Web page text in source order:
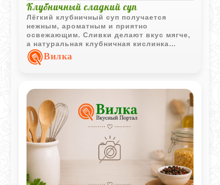
Клубничный сладкий суп
Лёгкий клубничный суп получается
нежным, ароматным и приятно
освежающим. Сливки делают вкус мягче,
а натуральная клубничная кислинка
отлично сочетается с лёгкой сладостью.
Вилка